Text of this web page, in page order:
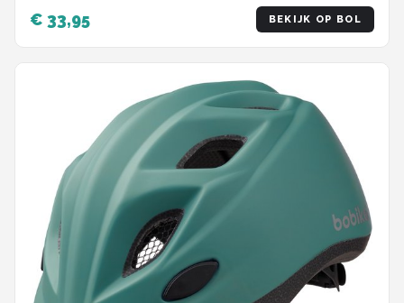
€ 33,95 BEKIJK OP BOL